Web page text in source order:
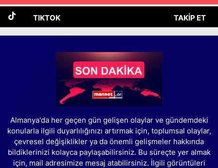
TIKTOK TAKIP ET
Almanya'da her geçen gün gelişen olaylar ve gündemdeki
konularla ilgili duyarlılığınızı artırmak için, toplumsal olaylar,
çevresel değişiklikler ya da önemli gelişmeler hakkında
bildiklerinizi kolayca paylaşabilirsiniz. Bu süreçte yer almak
için, mail adresimize mesaj atabilirsiniz. İlgili görüntüleri